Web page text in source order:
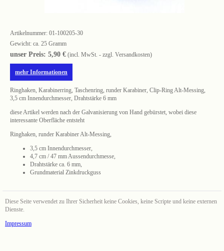
Artikelnummer: 01-100205-30
Gewicht: ca. 25 Gramm
unser Preis: 5,90 € (incl. MwSt. - zzgl. Versandkosten)
mehr Informationen
Ringhaken, Karabinerring, Taschenring, runder Karabiner, Clip-Ring Alt-Messing,
3,5 cm Innendurchmesser, Drahtstärke 6 mm
diese Artikel werden nach der Galvanisierung von Hand gebürstet, wobei diese
interessante Oberfläche entsteht
Ringhaken, runder Karabiner Alt-Messing,
3,5 cm Innendurchmesser,
4,7 cm / 47 mm Aussendurchmesse,
Drahtstärke ca. 6 mm,
Grundmaterial Zinkdruckguss
Diese Seite verwendet zu Ihrer Sicherheit keine Cookies, keine Scripte und keine externen
Dienste.
Impressum